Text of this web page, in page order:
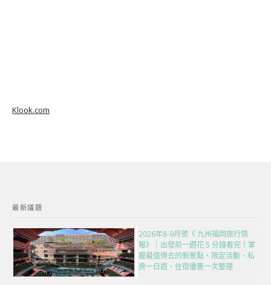
Klook.com
最新議題
2026年8-9月號《 九州福岡旅行情
報》｜出發前一週花 5 分鐘看完！掌
握最值得去的新景點、限定活動、私
房一日遊、住宿優惠一次整理